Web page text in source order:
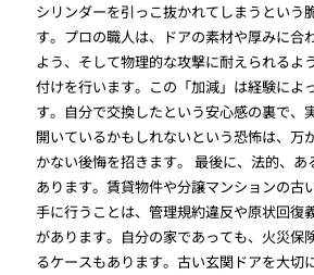
シリンダーを引っこ抜かれてしまうという
す。プロの職人は、ドアの素材や厚みに合
よう、そして物理的な攻撃に耐えられるよ
付けを行います。この「加減」は経験によ
す。自分で交換したという安心感の裏で、
開いているかもしれないという恐怖は、万
かない後悔を招きます。 最後に、法的、あ
あります。賃貸物件や分譲マンションの古
手に行うことは、管理規約違反や原状回復
があります。自分の家であっても、火災保
るケースもあります。古い玄関ドアを大切